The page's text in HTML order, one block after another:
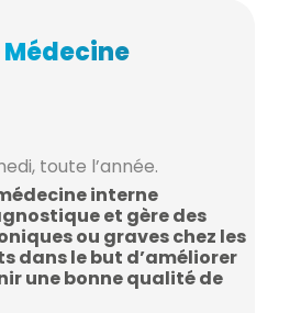
Médecine
toute l’année.
interne
et gère des
ou graves chez les
dans le but d’améliorer
une bonne qualité de